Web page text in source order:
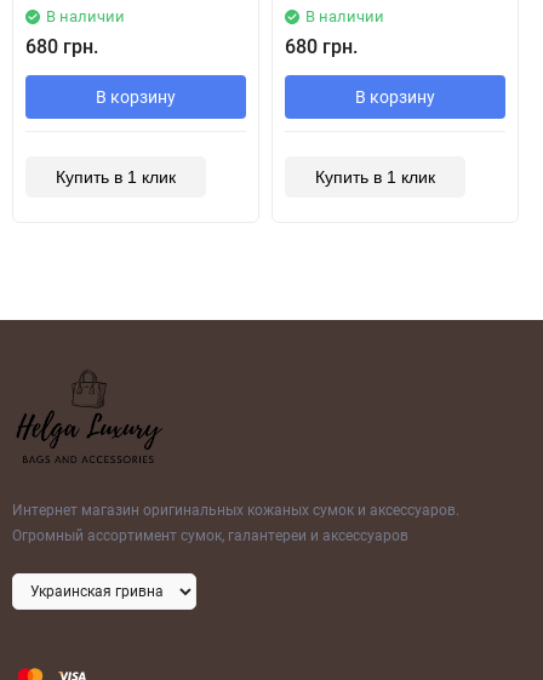
В наличии
680 грн.
В корзину
Купить в 1 клик
В наличии
680 грн.
В корзину
Купить в 1 клик
Интернет магазин оригинальных кожаных сумок и аксессуаров.
Огромный ассортимент сумок, галантереи и аксессуаров